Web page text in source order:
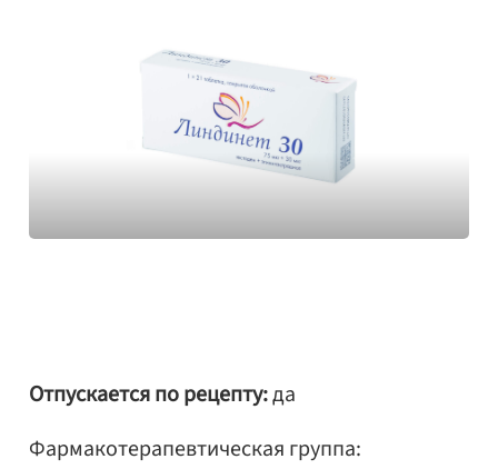
Отпускается по рецепту:да
Фармакотерапевтическая группа: